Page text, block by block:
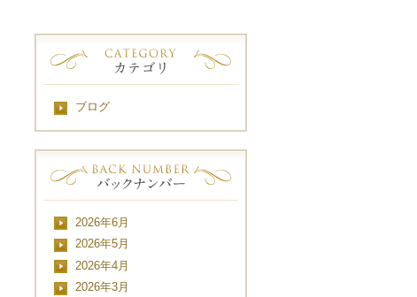
ブログ
2026年6月
2026年5月
2026年4月
2026年3月